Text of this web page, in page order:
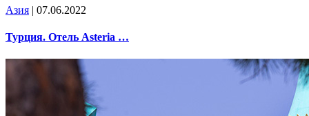
Азия | 07.06.2022
Турция. Отель Asteria …